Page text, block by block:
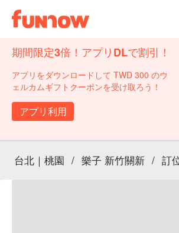
期間限定3倍！アプリDLで割引！
アプリをダウンロードして TWD 300 のウ
ェルカムギフトクーポンを受け取ろう！
アプリ利用
台北｜桃園 / 樂子 新竹關新 / 訂